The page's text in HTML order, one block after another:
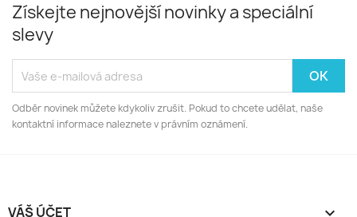
Získejte nejnovější novinky a speciální
slevy
Odběr novinek můžete kdykoliv zrušit. Pokud to chcete udělat, naše
kontaktní informace naleznete v právním oznámení.
VÁŠ ÚČET 